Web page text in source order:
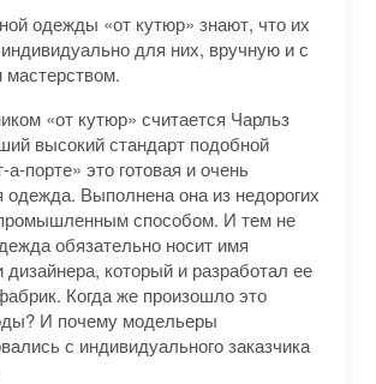
одежды «от кутюр» знают, что их
для них, вручную и с
«от кутюр» считается Чарльз
высокий стандарт подобной
порте» это готовая и очень
одежда. Выполнена она из недорогих
способом. И тем не
обязательно носит имя
который и разработал ее
Когда же произошло это
И почему модельеры
с индивидуального заказчика